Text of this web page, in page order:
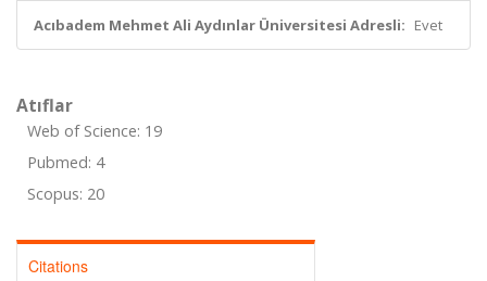
Acıbadem Mehmet Ali Aydınlar Üniversitesi Adresli: Evet
Atıflar
Web of Science: 19
Pubmed: 4
Scopus: 20
Citations